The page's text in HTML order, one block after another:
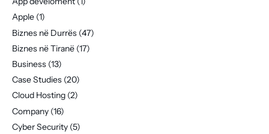
Apple (1)
Biznes në Durrës (47)
Biznes në Tiranë (17)
Business (13)
Case Studies (20)
Cloud Hosting (2)
Company (16)
Cyber Security (5)